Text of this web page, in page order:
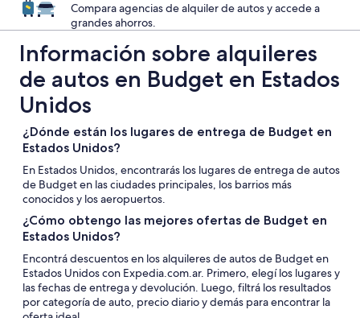
Compara agencias de alquiler de autos y accede a
grandes ahorros.
Información sobre alquileres
de autos en Budget en Estados
Unidos
¿Dónde están los lugares de entrega de Budget en
Estados Unidos?
En Estados Unidos, encontrarás los lugares de entrega de autos
de Budget en las ciudades principales, los barrios más
conocidos y los aeropuertos.
¿Cómo obtengo las mejores ofertas de Budget en
Estados Unidos?
Encontrá descuentos en los alquileres de autos de Budget en
Estados Unidos con Expedia.com.ar. Primero, elegí los lugares y
las fechas de entrega y devolución. Luego, filtrá los resultados
por categoría de auto, precio diario y demás para encontrar la